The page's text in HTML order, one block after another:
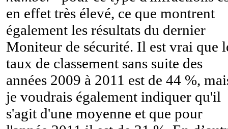
en effet très élevé, ce que montrent
également les résultats du dernier
Moniteur de sécurité. Il est vrai que
taux de classement sans suite des
années 2009 à 2011 est de 44 %,
je voudrais également indiquer qu'il
s'agit d'une moyenne et que pour